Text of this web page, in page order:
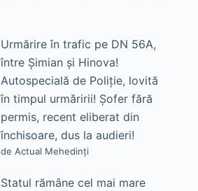
Urmărire în trafic pe DN 56A,
între Șimian și Hinova!
Autospecială de Poliție, lovită
în timpul urmăririi! Șofer fără
permis, recent eliberat din
închisoare, dus la audieri!
de Actual Mehedinți
Statul rămâne cel mai mare